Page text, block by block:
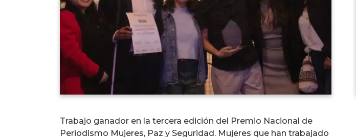
Trabajo ganador en la tercera edición del Premio Nacional de
Periodismo Mujeres, Paz y Seguridad. Mujeres que han trabajado